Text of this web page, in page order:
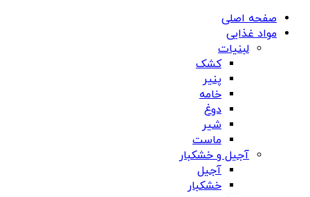
صفحه اصلی
مواد غذایی
لبنیات
کشک
پنیر
خامه
دوغ
شیر
ماست
آجیل و خشکبار
آجیل
خشکبار